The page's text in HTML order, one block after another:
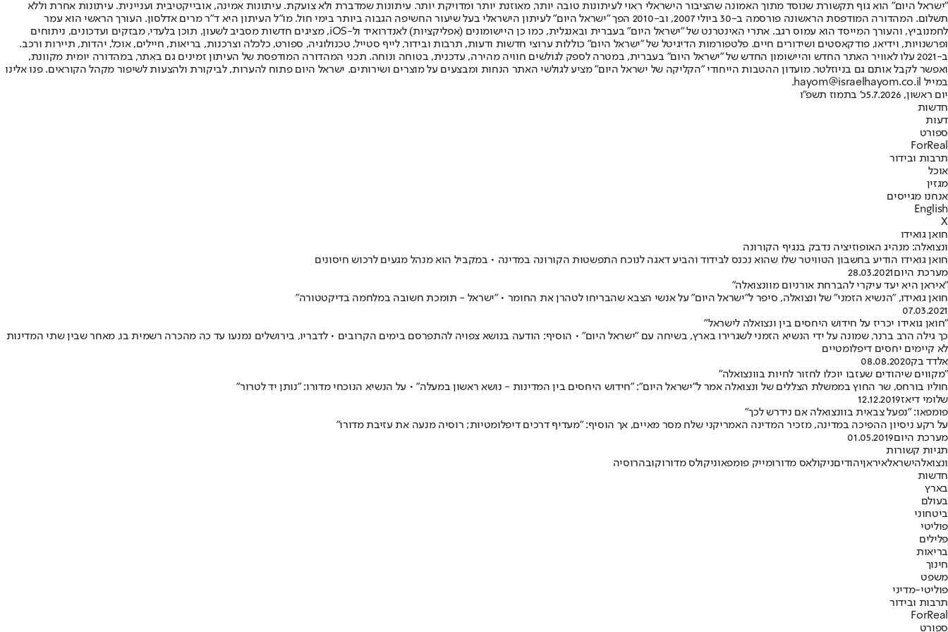
"ישראל היום" הוא גוף תקשורת שנוסד מתוך האמונה שהציבור הישראלי ראוי לעיתונות טובה יותר, מאוזנת יותר ומדויקת יותר. עיתונות שמדברת ולא צועקת. עיתונות אמינה, אובייקטיבית ועניינית. עיתונות אחרת וללא
תשלום. המהדורה המודפסת הראשונה פורסמה ב-30 ביולי 2007, וב-2010 הפך "ישראל היום" לעיתון הישראלי בעל שיעור החשיפה הגבוה ביותר בימי חול. מו"ל העיתון היא ד"ר מרים אדלסון. העורך הראשי הוא עמר
לחמנוביץ, והעורך המייסד הוא עמוס רגב. אתרי האינטרנט של "ישראל היום" בעברית ובאנגלית, כמו כן היישומונים (אפליקציות) לאנדרואיד ול-iOS, מציגים חדשות מסביב לשעון, תוכן בלעדי, מבזקים ועדכונים, ניתוחים
ופרשנויות, וידיאו, פודקאסטים ושידורים חיים. פלטפורמות הדיגיטל של "ישראל היום" כוללות ערוצי חדשות ודעות, תרבות ובידור, לייף סטייל, טכנולוגיה, ספורט, כלכלה וצרכנות, בריאות, חיילים, אוכל, יהדות, תיירות ורכב.
ב-2021 עלו לאוויר האתר החדש והיישומון החדש של "ישראל היום" בעברית, במטרה לספק לגולשים חוויה מהירה, עדכנית, בטוחה ונוחה. תכני המהדורה המודפסת של העיתון זמינים גם באתר, במהדורה יומית מקוונת,
ואפשר לקבל אותם גם בניוזלטר. מועדון ההטבות הייחודי "הקליקה של ישראל היום" מציע לגולשי האתר הנחות ומבצעים על מוצרים ושירותים. ישראל היום פתוח להערות, לביקורת ולהצעות לשיפור מקהל הקוראים. פנו אלינו
במייל hayom@israelhayom.co.il.
יום ראשון, 5.7.2026
כ' בתמוז תשפ"ו
חדשות
דעות
ספורט
ForReal
תרבות ובידור
אוכל
מגזין
אנחנו מגייסים
English
X
חואן גואידו
ונצואלה: מנהיג האופוזיציה נדבק בנגיף הקורונה
חואן גואידו הודיע בחשבון הטוויטר שלו שהוא נכנס לבידוד והביע דאגה לנוכח התפשטות הקורונה במדינה • במקביל הוא מנהל מגעים לרכוש חיסונים
מערכת היום28.03.2021
"איראן היא יעד עיקרי להברחת אורניום מוונצואלה"
חואן גואידו, "הנשיא הזמני" של ונצואלה, סיפר ל"ישראל היום" על אנשי הצבא שהבריחו לטהרן את החומר • "ישראל - תומכת חשובה במלחמה בדיקטטורה"
07.03.2021
"חואן גואידו יכריז על חידוש היחסים בין ונצואלה לישראל"
כך גילה הרב ברנר, שמונה על ידי הנשיא הזמני לשגרירו בארץ, בשיחה עם "ישראל היום" • הוסיף: הודעה בנושא צפויה להתפרסם בימים הקרובים • לדבריו, בירושלים נמנעו עד כה מהכרה רשמית בו, מאחר שבין שתי המדינות
לא קיימים יחסים דיפלומטיים
אלדד בק08.08.2020
"מקווים שיהודים שעזבו יוכלו לחזור לחיות בוונצואלה"
חוליו בורחס, שר החוץ בממשלת הצללים של ונצואלה אמר ל"ישראל היום": "חידוש היחסים בין המדינות - נושא ראשון במעלה" • על הנשיא הנוכחי מדורו: "נותן יד לטרור"
שלומי דיאז12.12.2019
פומפאו: "נפעל צבאית בוונצואלה אם נידרש לכך"
על רקע ניסיון ההפיכה במדינה, מזכיר המדינה האמריקני שלח מסר מאיים, אך הוסיף: "מעדיף דרכים דיפלומטיות; רוסיה מנעה את עזיבת מדורו"
מערכת היום01.05.2019
תגיות קשורות
ונצואלהישראלאיראןיהודיםניקולאס מדורומייק פומפאוניקולס מדורוקובהרוסיה
חדשות
בארץ
בעולם
ביטחוני
פוליטי
פלילים
בריאות
חינוך
משפט
פוליטי-מדיני
תרבות ובידור
ForReal
ספורט